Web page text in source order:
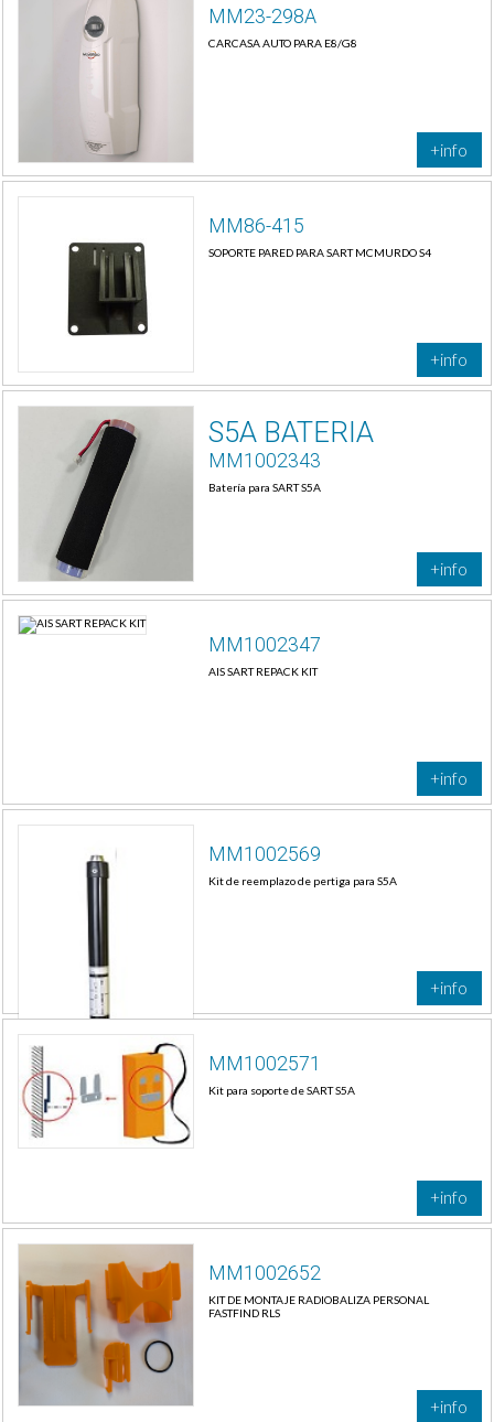
MM23-298A
CARCASA AUTO PARA E8/G8
+info
MM86-415
SOPORTE PARED PARA SART MCMURDO S4
+info
S5A BATERIA
MM1002343
Batería para SART S5A
+info
MM1002347
AIS SART REPACK KIT
+info
MM1002569
Kit de reemplazo de pertiga para S5A
+info
MM1002571
Kit para soporte de SART S5A
+info
MM1002652
KIT DE MONTAJE RADIOBALIZA PERSONAL
FASTFIND RLS
+info